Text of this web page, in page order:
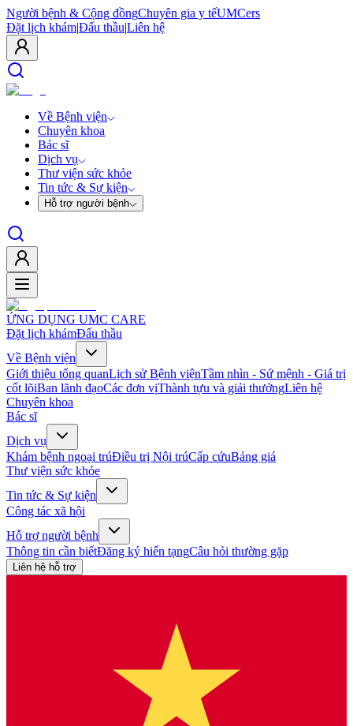
Người bệnh & Cộng đồngChuyên gia y tếUMCers
Đặt lịch khám|Đấu thầu|Liên hệ
Về Bệnh viện
Chuyên khoa
Bác sĩ
Dịch vụ
Thư viện sức khỏe
Tin tức & Sự kiện
Hỗ trợ người bệnh
ỨNG DỤNG UMC CARE
Đặt lịch khámĐấu thầu
Về Bệnh viện
Giới thiệu tổng quanLịch sử Bệnh việnTầm nhìn - Sứ mệnh - Giá trị
cốt lõiBan lãnh đạoCác đơn vịThành tựu và giải thưởngLiên hệ
Chuyên khoa
Bác sĩ
Dịch vụ
Khám bệnh ngoại trúĐiều trị Nội trúCấp cứuBảng giá
Thư viện sức khỏe
Tin tức & Sự kiện
Công tác xã hội
Hỗ trợ người bệnh
Thông tin cần biếtĐăng ký hiến tạngCâu hỏi thường gặp
Liên hệ hỗ trợ